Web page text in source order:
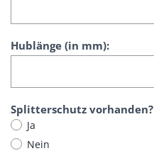
Hublänge (in mm):
Splitterschutz vorhanden?
Ja
Nein